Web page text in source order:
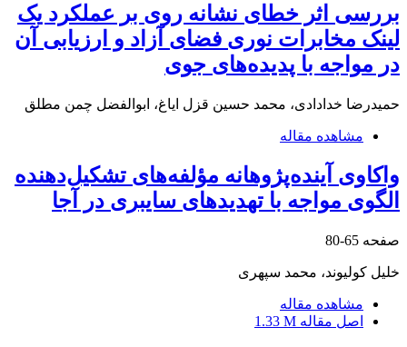
بررسی اثر خطای نشانه روی بر عملکرد یک
لینک مخابرات نوری فضای آزاد و ارزیابی آن
در مواجه با پدیده‌های جوی
حمیدرضا خدادادی، محمد حسین قزل ایاغ، ابوالفضل چمن مطلق
مشاهده مقاله
واکاوی آینده‌پژوهانه مؤلفه‌های تشکیل‌دهنده
الگوی مواجه با تهدیدهای سایبری در آجا
صفحه 65-80
خلیل کولیوند، محمد سپهری
مشاهده مقاله
اصل مقاله 1.33 M